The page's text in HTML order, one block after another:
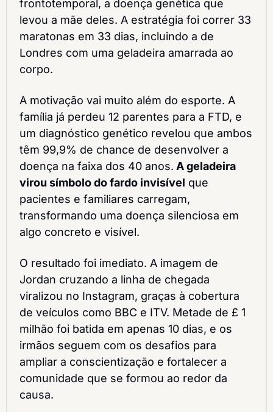
frontotemporal, a doença genética que
levou a mãe deles. A estratégia foi correr 33
maratonas em 33 dias, incluindo a de
Londres com uma geladeira amarrada ao
corpo.
A motivação vai muito além do esporte. A
família já perdeu 12 parentes para a FTD, e
um diagnóstico genético revelou que ambos
têm 99,9% de chance de desenvolver a
doença na faixa dos 40 anos. A geladeira
virou símbolo do fardo invisível que
pacientes e familiares carregam,
transformando uma doença silenciosa em
algo concreto e visível.
O resultado foi imediato. A imagem de
Jordan cruzando a linha de chegada
viralizou no Instagram, graças à cobertura
de veículos como BBC e ITV. Metade de £ 1
milhão foi batida em apenas 10 dias, e os
irmãos seguem com os desafios para
ampliar a conscientização e fortalecer a
comunidade que se formou ao redor da
causa.